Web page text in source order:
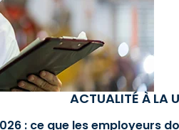
ACTUALITÉ À LA
: ce que les employeurs